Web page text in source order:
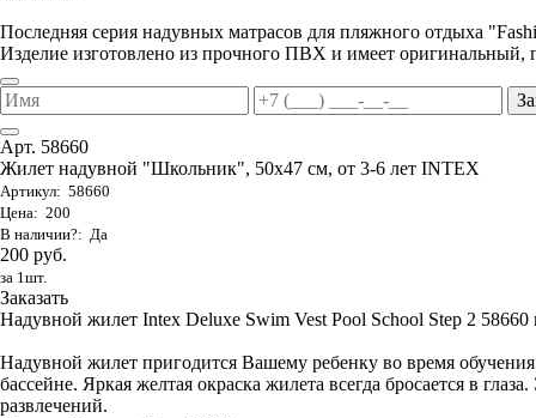
Последняя серия надувных матрасов для пляжного отдыха
Изделие изготовлено из прочного ПВХ и имеет оригинальный,
Арт. 58660
Жилет надувной "Школьник", 50х47 см, от 3-6 лет INTEX
Артикул: 58660
Цена: 200
В наличии?: Да
200 руб.
за 1шт.
Заказать
Надувной жилет Intex Deluxe Swim Vest Pool School Step 2 58660
Надувной жилет пригодится Вашему ребенку во время
бассейне. Яркая желтая окраска жилета всегда бросается в
развлечений.